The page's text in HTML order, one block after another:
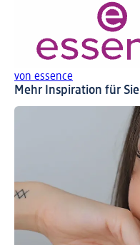
von essence
Mehr Inspiration für Sie